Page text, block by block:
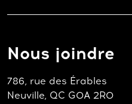
Nous joindre
786, rue des Érables
Neuville, QC G0A 2R0